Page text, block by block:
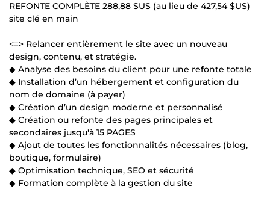
REFONTE COMPLÈTE 288,88 $US (au lieu de 427,54 $US)
site clé en main
<=> Relancer entièrement le site avec un nouveau
design, contenu, et stratégie.
◆ Analyse des besoins du client pour une refonte totale
◆ Installation d’un hébergement et configuration du
nom de domaine (à payer)
◆ Création d’un design moderne et personnalisé
◆ Création ou refonte des pages principales et
secondaires jusqu'à 15 PAGES
◆ Ajout de toutes les fonctionnalités nécessaires (blog,
boutique, formulaire)
◆ Optimisation technique, SEO et sécurité
◆ Formation complète à la gestion du site